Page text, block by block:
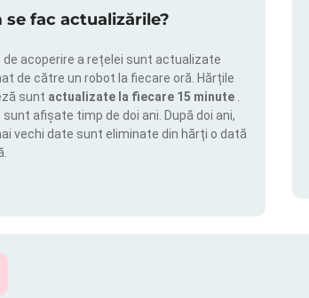
se fac actualizările?
de acoperire a rețelei sunt actualizate
de către un robot la fiecare oră. Hărțile
sunt actualizate la fiecare 15 minute
sunt afișate timp de doi ani. După doi ani,
vechi date sunt eliminate din hărți o dată